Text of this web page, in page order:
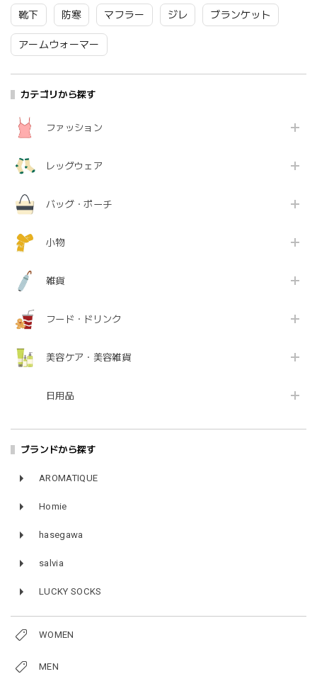
靴下 防寒 マフラー ジレ ブランケット
アームウォーマー
カテゴリから探す
ファッション
レッグウェア
バッグ・ポーチ
小物
雑貨
フード・ドリンク
美容ケア・美容雑貨
日用品
ブランドから探す
AROMATIQUE
Homie
hasegawa
salvia
LUCKY SOCKS
WOMEN
MEN
25cm TR53SO040
Tr002
Tr003
Fr088